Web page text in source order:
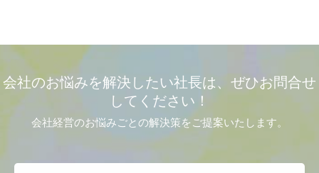
会社のお悩みを解決したい社長は、ぜひお問合せ
してください！
会社経営のお悩みごとの解決策をご提案いたします。